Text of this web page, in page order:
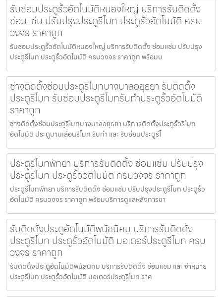
รับซ่อมประตูรั้วอัตโนมัติหนองใหญ่ บริการรับติดตั้ง
ซ่อมแซ่ม ปรับปรุงประตูรีโมท ประตูรั้วอัตโนมัติ ครบ
วงจร ราคาถูก
รับซ่อมประตูรั้วอัตโนมัติหนองใหญ่ บริการรับติดตั้ง ซ่อมแซ่ม ปรับปรุง
ประตูรีโมท ประตูรั้วอัตโนมัติ ครบวงจร ราคาถูก พร้อมบ
ช่างติดตั้งซ่อมประตูรีโมทบางบาลอยุธยา รับติดตั้ง
ประตูรีโมท รับซ่อมประตูรีโมทรับทำประตูรั้วอัตโนมัติ
ราคาถูก
ช่างติดตั้งซ่อมประตูรีโมทบางบาลอยุธยา บริการติดตั้งประตูรั้วรีโมท
อัตโนมัติ ประตูบานเลื่อนรีโมท รับทำ และ รับซ่อมประตูรีโ
ประตูรีโมทพัทยา บริการรับติดตั้ง ซ่อมแซ่ม ปรับปรุง
ประตูรีโมท ประตูรั้วอัตโนมัติ ครบวงจร ราคาถูก
ประตูรีโมทพัทยา บริการรับติดตั้ง ซ่อมแซ่ม ปรับปรุงประตูรีโมท ประตูรั้ว
อัตโนมัติ ครบวงจร ราคาถูก พร้อมบริการดูแลหลังการขา
รับติดตั้งประตูอัตโนมัติพนัสนิคม บริการรับติดตั้ง
ประตูรีโมท ประตูรั้วอัตโนมัติ มอเตอร์ประตูรีโมท ครบ
วงจร ราคาถูก
รับติดตั้งประตูอัตโนมัติพนัสนิคม บริการรับติดตั้ง ซ่อมแซม และ จำหน่าย
ประตูรีโมท ประตูรั้วอัตโนมัติ มอเตอร์ประตูรีโมท ราค